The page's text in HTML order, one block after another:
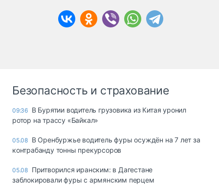
Безопасность и страхование
09:36 В Бурятии водитель грузовика из Китая уронил
ротор на трассу «Байкал»
05.08 В Оренбуржье водитель фуры осуждён на 7 лет за
контрабанду тонны прекурсоров
05.08 Притворился иранским: в Дагестане
заблокировали фуры с армянским перцем